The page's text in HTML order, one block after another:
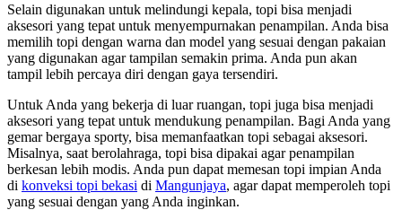
Selain digunakan untuk melindungi kepala, topi bisa menjadi
aksesori yang tepat untuk menyempurnakan penampilan. Anda bisa
memilih topi dengan warna dan model yang sesuai dengan pakaian
yang digunakan agar tampilan semakin prima. Anda pun akan
tampil lebih percaya diri dengan gaya tersendiri.
Untuk Anda yang bekerja di luar ruangan, topi juga bisa menjadi
aksesori yang tepat untuk mendukung penampilan. Bagi Anda yang
gemar bergaya sporty, bisa memanfaatkan topi sebagai aksesori.
Misalnya, saat berolahraga, topi bisa dipakai agar penampilan
berkesan lebih modis. Anda pun dapat memesan topi impian Anda
di konveksi topi bekasi di Mangunjaya, agar dapat memperoleh topi
yang sesuai dengan yang Anda inginkan.